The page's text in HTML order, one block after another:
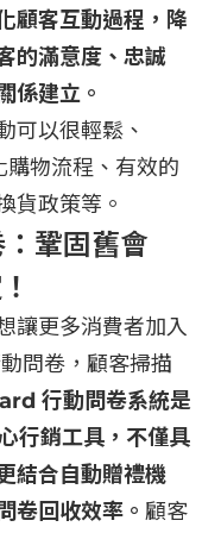
顧客互動過程，降
的滿意度、忠誠
係建立。
可以很輕鬆、
購物流程、有效的
貨政策等。
鞏固舊會
讓更多消費者加入
問卷，顧客掃描
行動問卷系統是
行銷工具，不僅具
結合自動贈禮機
卷回收效率。 顧客